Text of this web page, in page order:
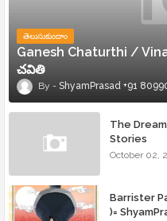
తెలుసుకుందాం
Ganesh Chaturthi /
చవితి
ShyamPrasad +91
The
Stories
October 02,
Barrister
)=